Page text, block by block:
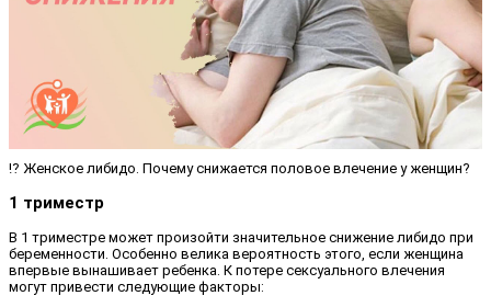
​⁉️ Женское либидо. Почему снижается половое влечение у женщин?
1 триместр
В 1 триместре может произойти значительное снижение либидо при
беременности. Особенно велика вероятность этого, если женщина
впервые вынашивает ребенка. К потере сексуального влечения
могут привести следующие факторы: